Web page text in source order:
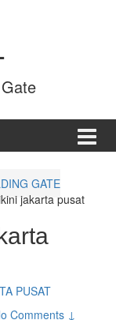
GATE
jakarta pusat
PUSAT
Comments ↓